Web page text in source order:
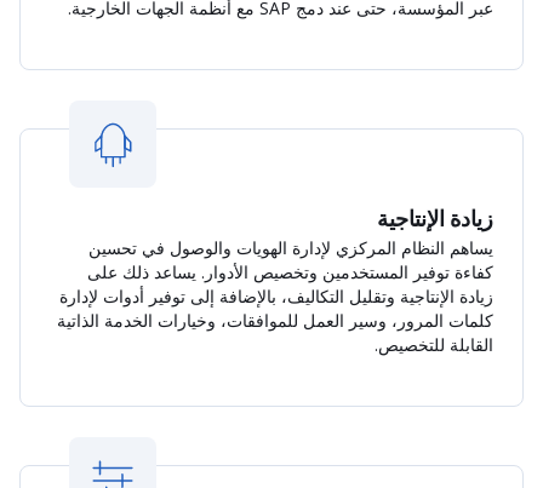
عبر المؤسسة، حتى عند دمج SAP مع أنظمة الجهات الخارجية.
زيادة الإنتاجية
يساهم النظام المركزي لإدارة الهويات والوصول في تحسين
كفاءة توفير المستخدمين وتخصيص الأدوار. يساعد ذلك على
زيادة الإنتاجية وتقليل التكاليف، بالإضافة إلى توفير أدوات لإدارة
كلمات المرور، وسير العمل للموافقات، وخيارات الخدمة الذاتية
القابلة للتخصيص.